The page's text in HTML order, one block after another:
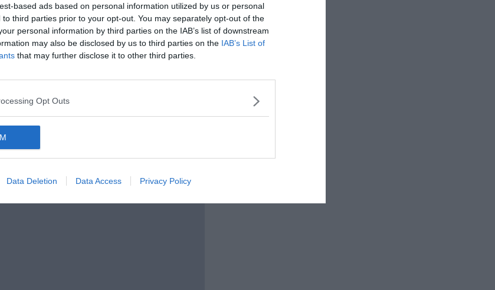
based ads based on personal information utilized by us or personal
to third parties prior to your opt-out. You may separately opt-out of the
personal information by third parties on the IAB’s list of downstream
may also be disclosed by us to third parties on the IAB’s List of
that may further disclose it to other third parties.
Opt Outs
Data Deletion Data Access Privacy Policy